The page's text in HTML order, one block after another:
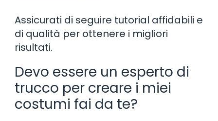
Assicurati di seguire tutorial affidabili e
di qualità per ottenere i migliori
risultati.
Devo essere un esperto di
trucco per creare i miei
costumi fai da te?